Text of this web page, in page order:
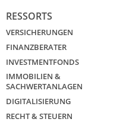
RESSORTS
VERSICHERUNGEN
FINANZBERATER
INVESTMENTFONDS
IMMOBILIEN &
SACHWERTANLAGEN
DIGITALISIERUNG
RECHT & STEUERN